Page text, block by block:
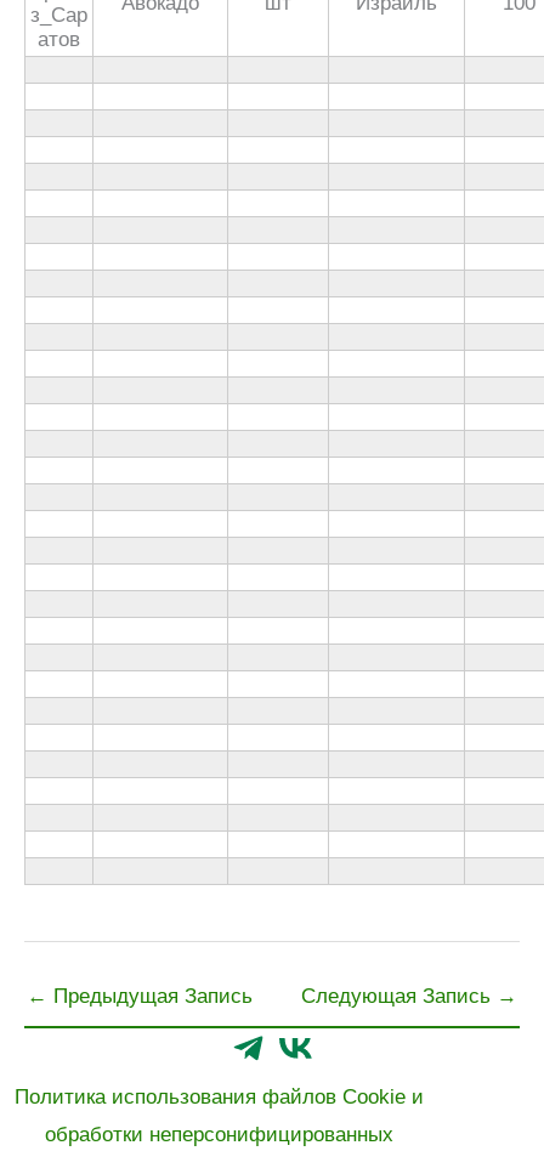
← Предыдущая Запись Следующая Запись →
Политика использования файлов Cookie и
обработки неперсонифицированных